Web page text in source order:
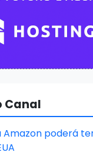
Canal
Amazon poderá